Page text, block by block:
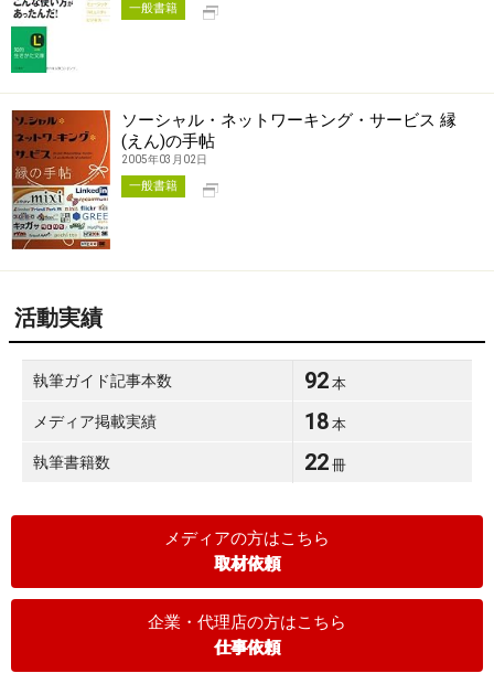
一般書籍
ソーシャル・ネットワーキング・サービス 縁
(えん)の手帖
2005年03月02日
一般書籍
活動実績
執筆ガイド記事本数 92 本
メディア掲載実績 18 本
執筆書籍数 22 冊
メディアの方はこちら
取材依頼
企業・代理店の方はこちら
仕事依頼